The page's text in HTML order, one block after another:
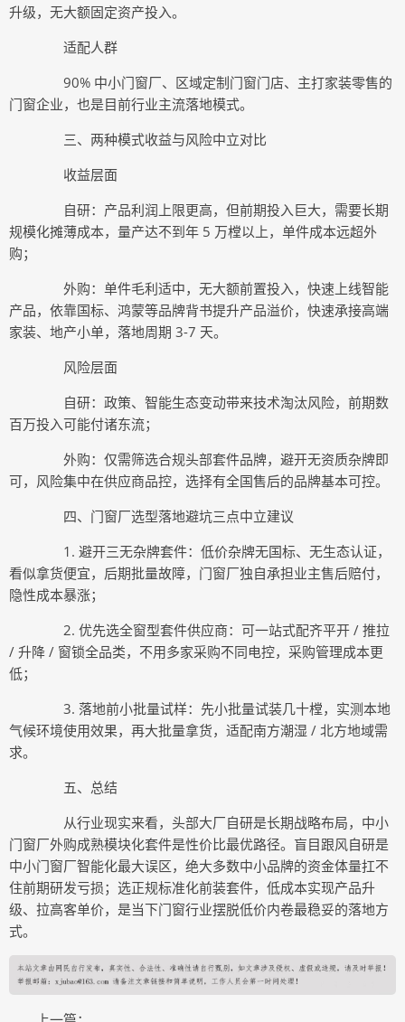
升级，无大额固定资产投入。
适配人群
90% 中小门窗厂、区域定制门窗门店、主打家装零售的
门窗企业，也是目前行业主流落地模式。
三、两种模式收益与风险中立对比
收益层面
自研：产品利润上限更高，但前期投入巨大，需要长期
规模化摊薄成本，量产达不到年 5 万樘以上，单件成本远超外
购；
外购：单件毛利适中，无大额前置投入，快速上线智能
产品，依靠国标、鸿蒙等品牌背书提升产品溢价，快速承接高端
家装、地产小单，落地周期 3-7 天。
风险层面
自研：政策、智能生态变动带来技术淘汰风险，前期数
百万投入可能付诸东流；
外购：仅需筛选合规头部套件品牌，避开无资质杂牌即
可，风险集中在供应商品控，选择有全国售后的品牌基本可控。
四、门窗厂选型落地避坑三点中立建议
1. 避开三无杂牌套件：低价杂牌无国标、无生态认证，
看似拿货便宜，后期批量故障，门窗厂独自承担业主售后赔付，
隐性成本暴涨；
2. 优先选全窗型套件供应商：可一站式配齐平开 / 推拉
/ 升降 / 窗锁全品类，不用多家采购不同电控，采购管理成本更
低；
3. 落地前小批量试样：先小批量试装几十樘，实测本地
气候环境使用效果，再大批量拿货，适配南方潮湿 / 北方地域需
求。
五、总结
从行业现实来看，头部大厂自研是长期战略布局，中小
门窗厂外购成熟模块化套件是性价比最优路径。盲目跟风自研是
中小门窗厂智能化最大误区，绝大多数中小品牌的资金体量扛不
住前期研发亏损；选正规标准化前装套件，低成本实现产品升
级、拉高客单价，是当下门窗行业摆脱低价内卷最稳妥的落地方
式。